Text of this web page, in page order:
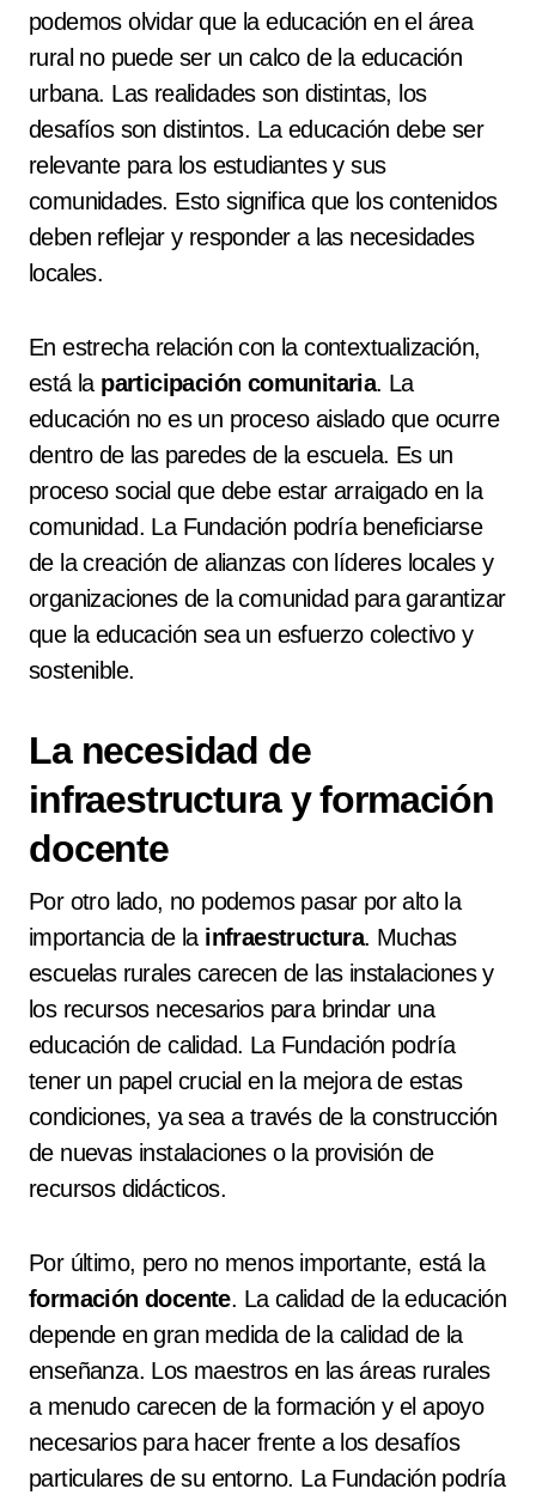
podemos olvidar que la educación en el área
rural no puede ser un calco de la educación
urbana. Las realidades son distintas, los
desafíos son distintos. La educación debe ser
relevante para los estudiantes y sus
comunidades. Esto significa que los contenidos
deben reflejar y responder a las necesidades
locales.
En estrecha relación con la contextualización,
está la participación comunitaria. La
educación no es un proceso aislado que ocurre
dentro de las paredes de la escuela. Es un
proceso social que debe estar arraigado en la
comunidad. La Fundación podría beneficiarse
de la creación de alianzas con líderes locales y
organizaciones de la comunidad para garantizar
que la educación sea un esfuerzo colectivo y
sostenible.
La necesidad de
infraestructura y formación
docente
Por otro lado, no podemos pasar por alto la
importancia de la infraestructura. Muchas
escuelas rurales carecen de las instalaciones y
los recursos necesarios para brindar una
educación de calidad. La Fundación podría
tener un papel crucial en la mejora de estas
condiciones, ya sea a través de la construcción
de nuevas instalaciones o la provisión de
recursos didácticos.
Por último, pero no menos importante, está la
formación docente. La calidad de la educación
depende en gran medida de la calidad de la
enseñanza. Los maestros en las áreas rurales
a menudo carecen de la formación y el apoyo
necesarios para hacer frente a los desafíos
particulares de su entorno. La Fundación podría